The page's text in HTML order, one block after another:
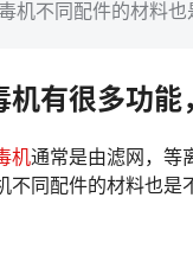
机不同配件的材料
机有很多功
机通常是由滤网，等
不同配件的材料也是